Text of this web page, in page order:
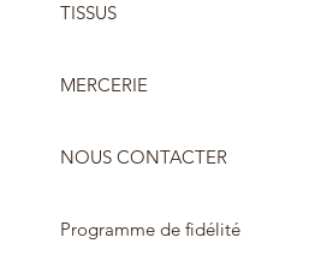
TISSUS
MERCERIE
NOUS CONTACTER
Programme de fidélité